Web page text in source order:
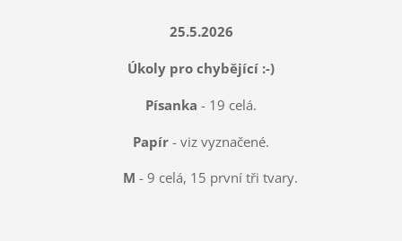
25.5.2026
Úkoly pro chybějící :-)
Písanka - 19 celá.
Papír - viz vyznačené.
M - 9 celá, 15 první tři tvary.